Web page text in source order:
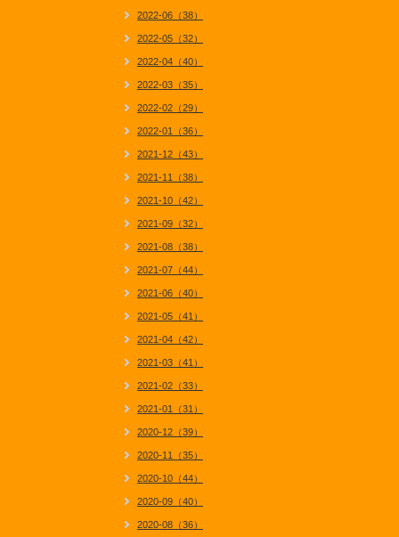
2022-06（38）
2022-05（32）
2022-04（40）
2022-03（35）
2022-02（29）
2022-01（36）
2021-12（43）
2021-11（38）
2021-10（42）
2021-09（32）
2021-08（38）
2021-07（44）
2021-06（40）
2021-05（41）
2021-04（42）
2021-03（41）
2021-02（33）
2021-01（31）
2020-12（39）
2020-11（35）
2020-10（44）
2020-09（40）
2020-08（36）